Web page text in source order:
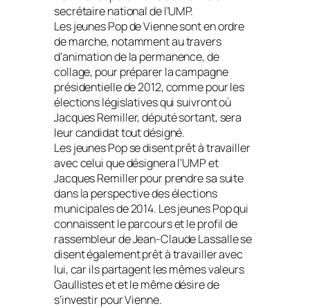
secrétaire national de l’UMP.
Les jeunes Pop de Vienne sont en ordre
de marche, notamment au travers
d’animation de la permanence, de
collage, pour préparer la campagne
présidentielle de 2012, comme pour les
élections législatives qui suivront où
Jacques Remiller, député sortant, sera
leur candidat tout désigné.
Les jeunes Pop se disent prêt à travailler
avec celui que désignera l’UMP et
Jacques Remiller pour prendre sa suite
dans la perspective des élections
municipales de 2014. Les jeunes Pop qui
connaissent le parcours et le profil de
rassembleur de Jean-Claude Lassalle se
disent également prêt à travailler avec
lui, car ils partagent les mêmes valeurs
Gaullistes et et le même désire de
s’investir pour Vienne.